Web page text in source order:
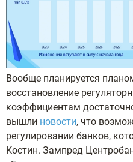
Вообще планируется
восстановление
коэффициентам
вышли новости, что
регулировании банков,
Костин. Зампред